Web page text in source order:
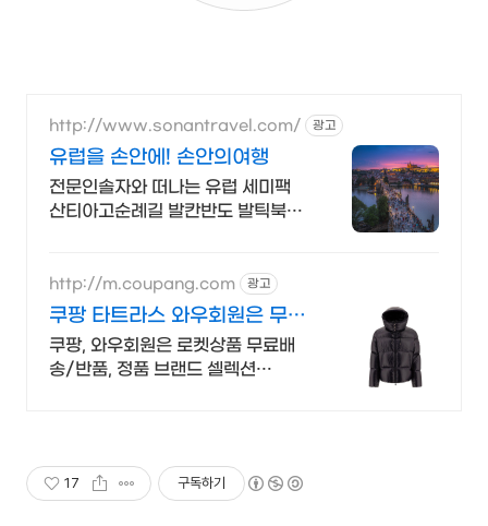
http://www.sonantravel.com/ 광고
유럽을 손안에! 손안의여행
전문인솔자와 떠나는 유럽 세미팩
산티아고순례길 발칸반도 발틱북유
럽 세미팩제공
http://m.coupang.com 광고
쿠팡 타트라스 와우회원은 무제
한 무료 배송
쿠팡, 와우회원은 로켓상품 무료배
송/반품, 정품 브랜드 셀렉션
17 구독하기